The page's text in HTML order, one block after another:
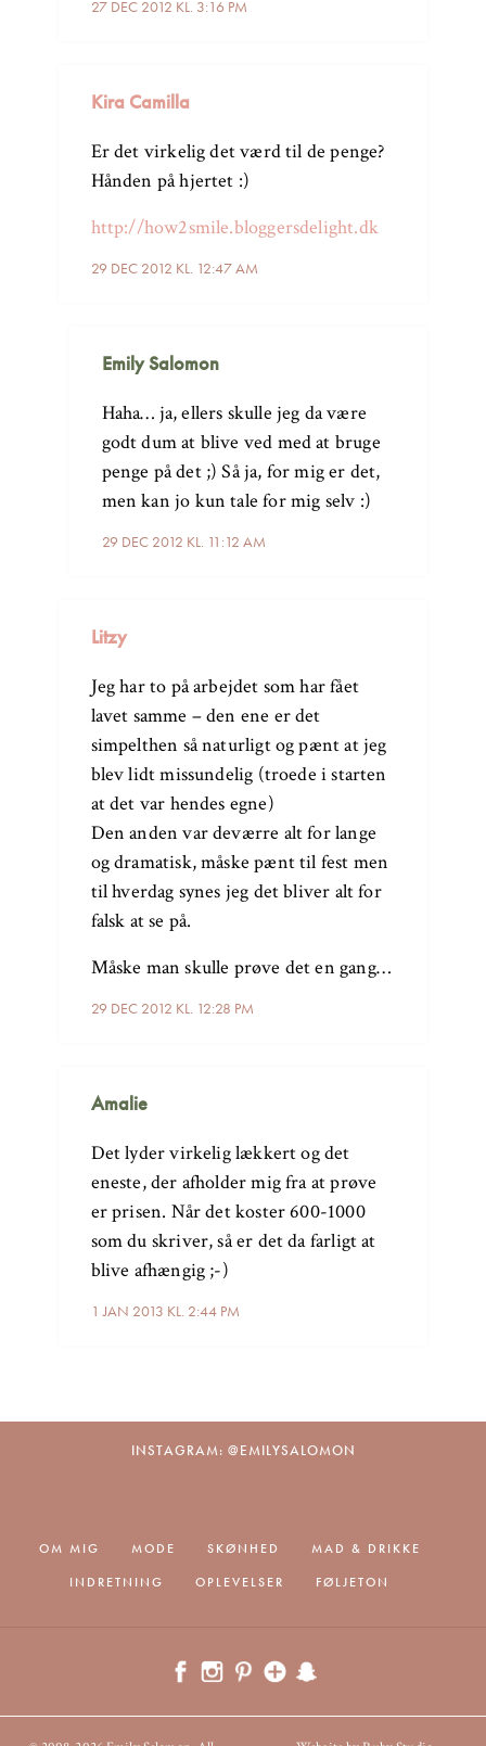
27 DEC 2012 KL. 3:16 PM
Kira Camilla
29 DEC 2012 KL. 12:47 AM
Er det virkelig det værd til de penge?
Hånden på hjertet :)
http://how2smile.bloggersdelight.dk
Emily Salomon
29 DEC 2012 KL. 11:12 AM
Haha… ja, ellers skulle jeg da være
godt dum at blive ved med at bruge
penge på det ;) Så ja, for mig er det,
men kan jo kun tale for mig selv :)
Litzy
29 DEC 2012 KL. 12:28 PM
Jeg har to på arbejdet som har fået
lavet samme – den ene er det
simpelthen så naturligt og pænt at jeg
blev lidt missundelig (troede i starten
at det var hendes egne)
Den anden var deværre alt for lange
og dramatisk, måske pænt til fest men
til hverdag synes jeg det bliver alt for
falsk at se på.
Måske man skulle prøve det en gang…
Amalie
1 JAN 2013 KL. 2:44 PM
Det lyder virkelig lækkert og det
eneste, der afholder mig fra at prøve
er prisen. Når det koster 600-1000
som du skriver, så er det da farligt at
blive afhængig ;-)
INSTAGRAM: @EMILYSALOMON
OM MIG MODE SKØNHED
MAD & DRIKKE
INDRETNING
OPLEVELSER FØLJETON